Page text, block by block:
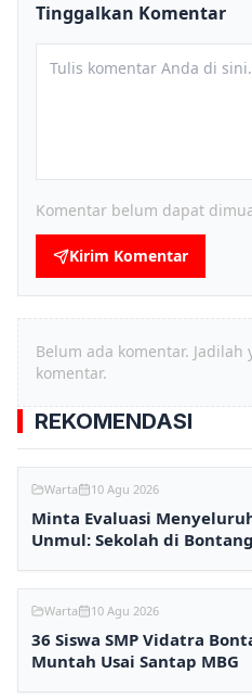
Tinggalkan Komentar
Komentar belum dapat
Kirim Komentar
Belum ada komentar.
komentar.
REKOMENDASI
Warta 10 Agu 2026
Minta Evaluasi
Unmul: Sekolah di
Warta 10 Agu 2026
36 Siswa SMP Vidatra
Muntah Usai Santap MBG